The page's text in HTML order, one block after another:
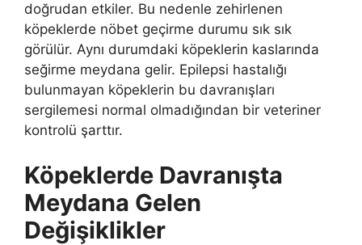
doğrudan etkiler. Bu nedenle zehirlenen
köpeklerde nöbet geçirme durumu sık sık
görülür. Aynı durumdaki köpeklerin kaslarında
seğirme meydana gelir. Epilepsi hastalığı
bulunmayan köpeklerin bu davranışları
sergilemesi normal olmadığından bir veteriner
kontrolü şarttır.
Köpeklerde Davranışta
Meydana Gelen
Değişiklikler